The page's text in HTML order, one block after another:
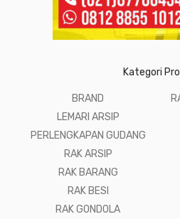
Kategori
BRAND
LEMARI ARSIP
PERLENGKAPAN GUDANG
RAK ARSIP
RAK BARANG
RAK BESI
RAK GONDOLA